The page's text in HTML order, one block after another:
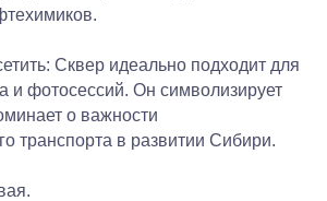
Сквер идеально подходит для
и фотосессий. Он символизирует
о важности
транспорта в развитии Сибири.